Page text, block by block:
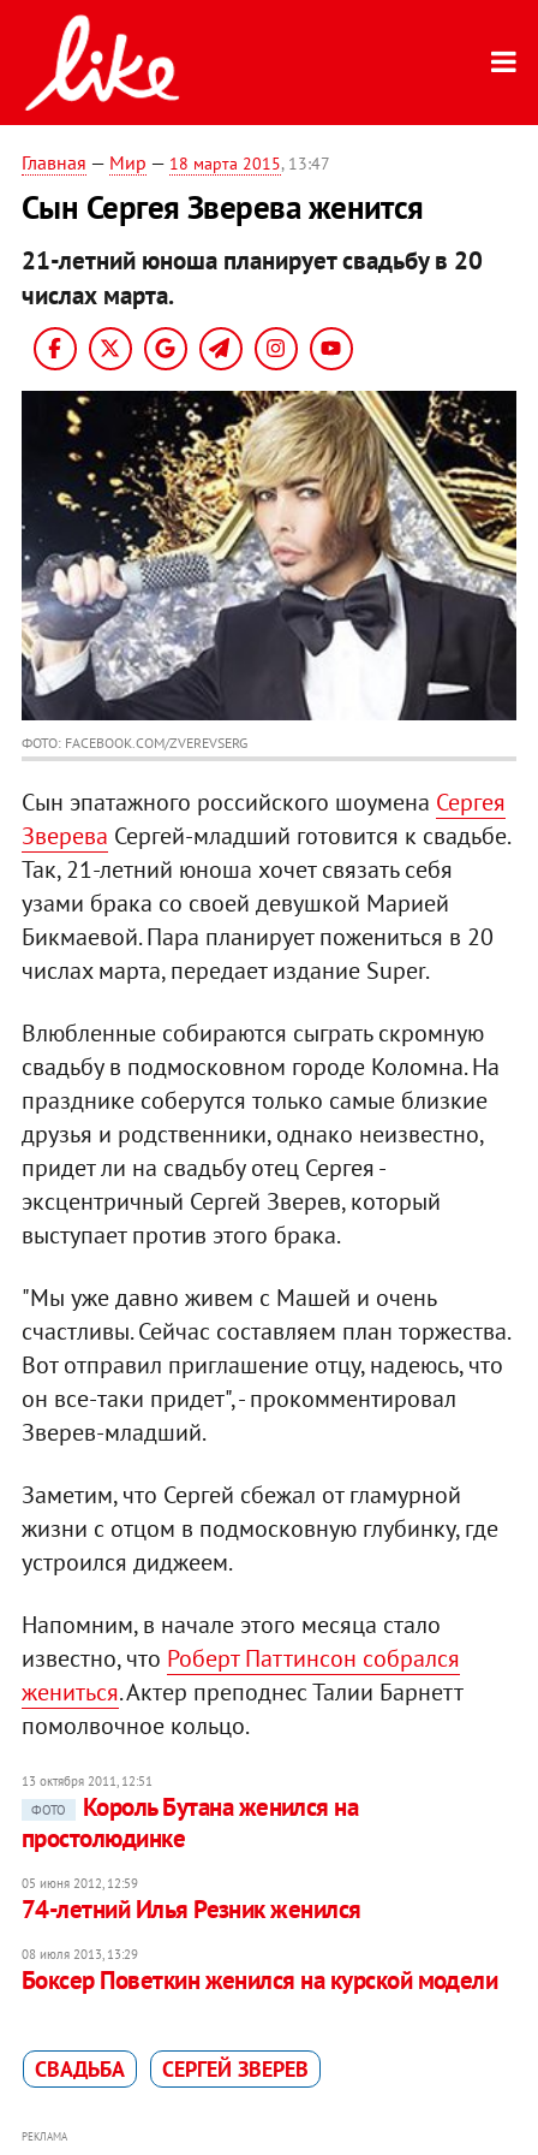
Главная — Мир — 18 марта 2015, 13:47
Сын Сергея Зверева женится
21-летний юноша планирует свадьбу в 20
числах марта.
ФОТО: FACEBOOK.COM/ZVEREVSERG
Сын эпатажного российского шоумена Сергея
Зверева Сергей-младший готовится к свадьбе.
Так, 21-летний юноша хочет связать себя
узами брака со своей девушкой Марией
Бикмаевой. Пара планирует пожениться в 20
числах марта, передает издание Super.
Влюбленные собираются сыграть скромную
свадьбу в подмосковном городе Коломна. На
празднике соберутся только самые близкие
друзья и родственники, однако неизвестно,
придет ли на свадьбу отец Сергея -
эксцентричный Сергей Зверев, который
выступает против этого брака.
"Мы уже давно живем с Машей и очень
счастливы. Сейчас составляем план торжества.
Вот отправил приглашение отцу, надеюсь, что
он все-таки придет", - прокомментировал
Зверев-младший.
Заметим, что Сергей сбежал от гламурной
жизни с отцом в подмосковную глубинку, где
устроился диджеем.
Напомним, в начале этого месяца стало
известно, что Роберт Паттинсон собрался
жениться. Актер преподнес Талии Барнетт
помолвочное кольцо.
13 октября 2011, 12:51
ФОТО
Король Бутана женился на
простолюдинке
05 июня 2012, 12:59
74-летний Илья Резник женился
08 июля 2013, 13:29
Боксер Поветкин женился на курской модели
СВАДЬБА СЕРГЕЙ ЗВЕРЕВ
РЕКЛАМА